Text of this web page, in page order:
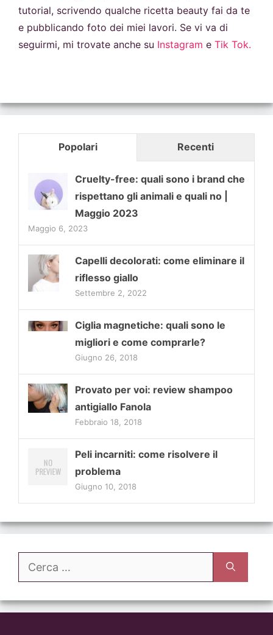
tutorial, scrivendo qualche ricetta beauty fai da te
e pubblicando foto dei miei lavori. Se vi va di
seguirmi, mi trovate anche su Instagram e Tik Tok.
Popolari Recenti
Cruelty-free: quali sono i brand che
rispettano gli animali e quali no |
Maggio 2023
Maggio 6, 2023
Capelli decolorati: come eliminare il
riflesso giallo
Settembre 2, 2022
Ciglia magnetiche: quali sono le
migliori e come comprarle?
Giugno 26, 2018
Provato per voi: review shampoo
antigiallo Fanola
Febbraio 18, 2018
Peli incarniti: come risolvere il
problema
Giugno 10, 2018
Ricerca